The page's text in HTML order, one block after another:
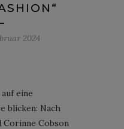
2024
eine
blicken: Nach
Corinne Cobson